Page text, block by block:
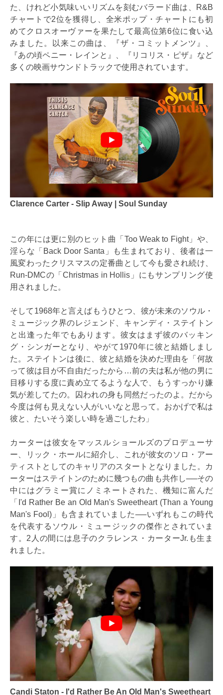
た、けれど小気味いいリズムを刻むバラード曲は、R&B
チャートで2位を獲得し、全米ポップ・チャートにも初
めてクロスオーヴァーを果たして最高位第6位に食い込
みました。以来この曲は、『ザ・コミットメンツ』、
『あの頃ペニー・レインと』、『リコリス・ピザ』など
多くの映画サウンドトラックで使用されています。
Clarence Carter - Slip Away | Soul Sunday
この年には更に別のヒット曲「Too Weak to Fight」や、
淫らな「Back Door Santa」も生まれており、後者は一
風変わったクリスマスの定番曲として今も愛され続け、
Run-DMCの「Christmas in Hollis」にもサンプリング使
用されました。
そして1968年と言えばもうひとつ、彼が未来のソウル・
ミュージック界のレジェンド、キャンディ・ステイトン
と出逢った年でもあります。彼女はまず彼のバッキン
グ・シンガーとなり、やがて1970年に彼と結婚しまし
た。ステイトンは後に、彼と結婚を決めた理由を「何故
って彼は目が不自由だったから…前の夫は私が他の男に
目移りする度に責め立てるような人で、もうすっかり嫌
気が差してたの。囚われの身も同然だったのよ。だから
今度は何も見えない人がいいなと思って。おかげで私は
彼と、たいそう楽しい時を過ごしたわ」
カーターは彼女をマッスルショールズのプロデューサ
ー、リック・ホールに紹介し、これが彼女のソロ・アー
ティストとしてのキャリアのスタートとなりました。カ
ーターはステイトンのために幾つもの曲も共作し──その
中にはグラミー賞にノミネートされた、機知に富んだ
「I'd Rather Be an Old Man's Sweetheart (Than a Young
Man's Fool)」も含まれていました──いずれもこの時代
を代表するソウル・ミュージックの傑作とされていま
す。2人の間には息子のクラレンス・カーターJr.も生ま
れました。
Candi Staton - I'd Rather Be An Old Man's Sweetheart